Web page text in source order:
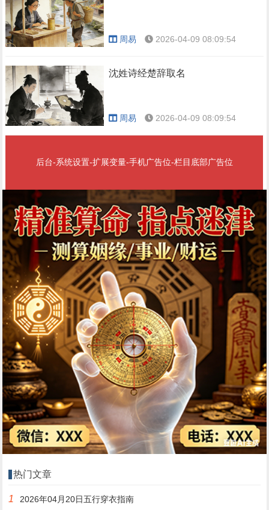
周易 2026-04-09 08:09:54
沈姓诗经楚辞取名
周易 2026-04-09 08:09:54
后台-系统设置-扩展变量-手机广告位-栏目底部广告位
热门文章
1 2026年04月20日五行穿衣指南